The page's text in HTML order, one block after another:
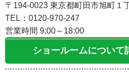
〒194-0023 東京都町田市旭町１
TEL：0120-970-247
営業時間 9:00～18:00
ショールームについて